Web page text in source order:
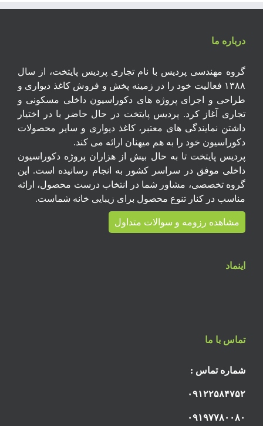
درباره ما
گروه مهندسی پردیس با نام تجاری پردیس پایتخت، از سال
۱۳۸۸ فعالیت خود را در زمینه پخش و فروش کاغذ دیواری و
طراحی و اجرای پروژه های دکوراسیون داخلی مسکونی و
تجاری آغاز کرد. پردیس پایتخت در حال حاضر با در اختیار
داشتن نمایندگی های معتبر، کاغذ دیواری و سایر محصولات
دکوراسیون خود را به هم میهنان ارائه می کند.
پردیس پایتخت تا به حال بیش از هزاران پروژه دکوراسیون
داخلی موفق در سراسر کشور به انجام رسانیده است. این
گروه تخصصی، مشاور شما در انتخاب درست محصول، ارائه
مناسب در کنار تنوع محصول برای زیبایی خانه شماست.
مشاهده رزومه و سوالات متداول
اینماد
تماس با ما
شماره تماس :
۰۹۱۲۲۵۸۴۷۵۲
۰۹۱۹۷۷۸۰۰۸۰